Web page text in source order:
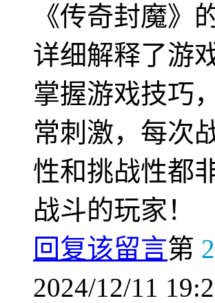
《传奇封魔》
详细解释了游
掌握游戏技巧
常刺激，每次
性和挑战性都
战斗的玩家！
回复该留言第 2
2024/12/11